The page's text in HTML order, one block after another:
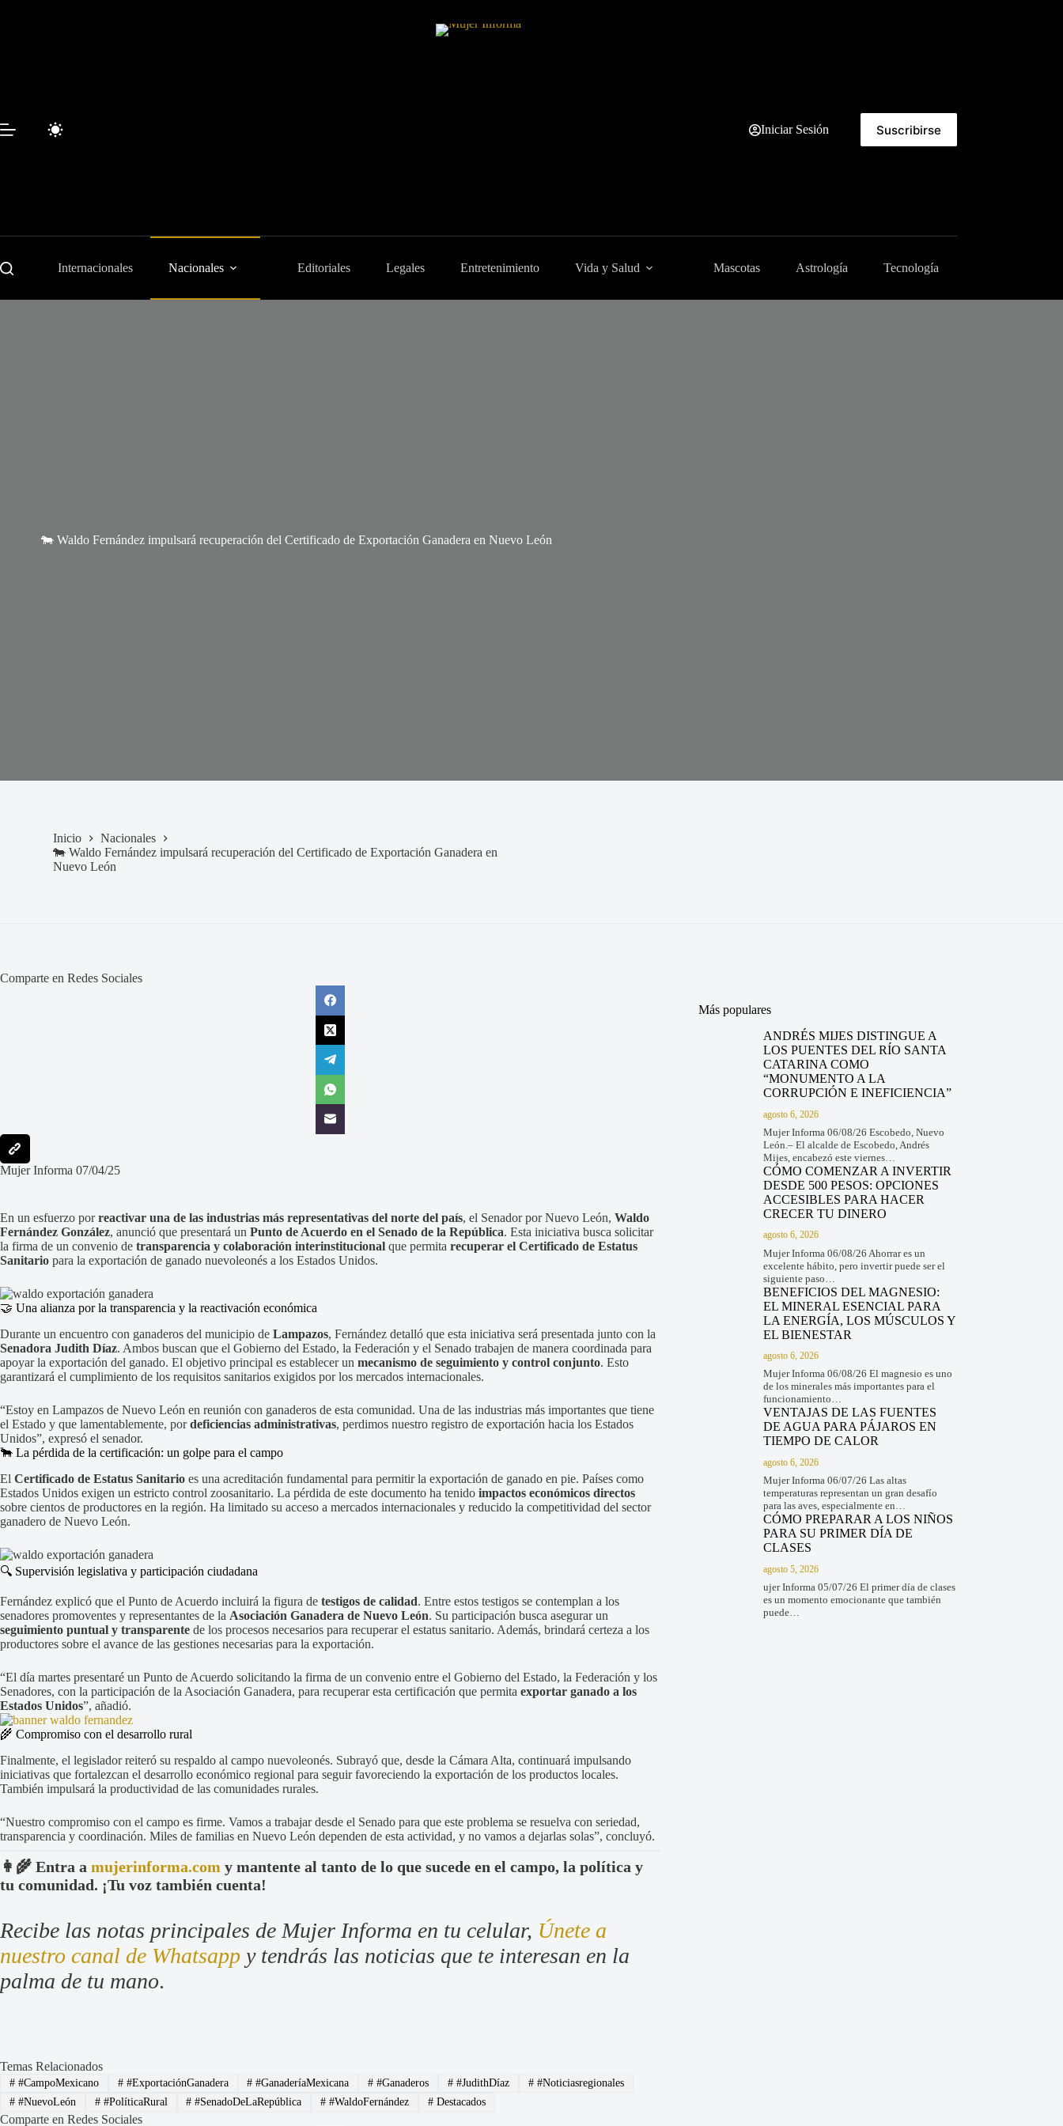
Iniciar Sesión Suscribirse
Internacionales Nacionales Editoriales Legales Entretenimiento Vida y Salud Mascotas Astrología Tecnología
🐄 Waldo Fernández impulsará recuperación del Certificado de Exportación Ganadera en Nuevo León
Inicio
Nacionales
🐄 Waldo Fernández impulsará recuperación del Certificado de Exportación Ganadera en
Nuevo León
Comparte en Redes Sociales
Mujer Informa 07/04/25
En un esfuerzo porreactivar una de las industrias más representativas del norte del país, el Senador por Nuevo León, Waldo
Fernández González, anunció que presentará un Punto de Acuerdo en el Senado de la República. Esta iniciativa busca solicitar
la firma de un convenio de transparencia y colaboración interinstitucional que permita recuperar el Certificado de Estatus
Sanitario para la exportación de ganado nuevoleonés a los Estados Unidos.
🤝 Una alianza por la transparencia y la reactivación económica
Durante un encuentro con ganaderos del municipio de Lampazos, Fernández detalló que esta iniciativa será presentada junto con la
Senadora Judith Díaz. Ambos buscan que el Gobierno del Estado, la Federación y el Senado trabajen de manera coordinada para
apoyar la exportación del ganado. El objetivo principal es establecer un mecanismo de seguimiento y control conjunto. Esto
garantizará el cumplimiento de los requisitos sanitarios exigidos por los mercados internacionales.
“Estoy en Lampazos de Nuevo León en reunión con ganaderos de esta comunidad. Una de las industrias más importantes que tiene
el Estado y que lamentablemente, pordeficiencias administrativas, perdimos nuestro registro de exportación hacia los Estados
Unidos”, expresó el senador.
🐂 La pérdida de la certificación: un golpe para el campo
El Certificado de Estatus Sanitario es una acreditación fundamental para permitir la exportación de ganado en pie. Países como
Estados Unidos exigen un estricto control zoosanitario. La pérdida de este documento ha tenido impactos económicos directos
sobre cientos de productores en la región. Ha limitado su acceso a mercados internacionales y reducido la competitividad del sector
ganadero de Nuevo León.
🔍 Supervisión legislativa y participación ciudadana
Fernández explicó que el Punto de Acuerdo incluirá la figura de testigos de calidad. Entre estos testigos se contemplan a los
senadores promoventes y representantes de la Asociación Ganadera de Nuevo León. Su participación busca asegurar un
seguimiento puntual y transparente de los procesos necesarios para recuperar el estatus sanitario. Además, brindará certeza a los
productores sobre el avance de las gestiones necesarias para la exportación.
“El día martes presentaré un Punto de Acuerdo solicitando la firma de un convenio entre el Gobierno del Estado, la Federación y los
Senadores, con la participación de la Asociación Ganadera, para recuperar esta certificación que permita exportar ganado a los
Estados Unidos”, añadió.
🌾 Compromiso con el desarrollo rural
Finalmente, el legislador reiteró su respaldo al campo nuevoleonés. Subrayó que, desde la Cámara Alta, continuará impulsando
iniciativas que fortalezcan el desarrollo económico regional para seguir favoreciendo la exportación de los productos locales.
También impulsará la productividad de las comunidades rurales.
“Nuestro compromiso con el campo es firme. Vamos a trabajar desde el Senado para que este problema se resuelva con seriedad,
transparencia y coordinación. Miles de familias en Nuevo León dependen de esta actividad, y no vamos a dejarlas solas”, concluyó.
👩‍🌾 Entra a mujerinforma.com y mantente al tanto de lo que sucede en el campo, la política y
tu comunidad. ¡Tu voz también cuenta!
Recibe las notas principales de Mujer Informa en tu celular, Únete a
nuestro canal de Whatsapp y tendrás las noticias que te interesan en la
palma de tu mano.
Temas Relacionados
##CampoMexicano ##ExportaciónGanadera # #GanaderíaMexicana # #Ganaderos # #JudithDíaz ##Noticiasregionales
##NuevoLeón ##PolíticaRural # #SenadoDeLaRepública # #WaldoFernández # Destacados
Comparte en Redes Sociales
Más populares
ANDRÉS MIJES DISTINGUE A
LOS PUENTES DEL RÍO SANTA
CATARINA COMO
“MONUMENTO A LA
CORRUPCIÓN E INEFICIENCIA”
agosto 6, 2026
Mujer Informa 06/08/26 Escobedo, Nuevo
León.– El alcalde de Escobedo, Andrés
Mijes, encabezó este viernes…
CÓMO COMENZAR A INVERTIR
DESDE 500 PESOS: OPCIONES
ACCESIBLES PARA HACER
CRECER TU DINERO
agosto 6, 2026
Mujer Informa 06/08/26 Ahorrar es un
excelente hábito, pero invertir puede ser el
siguiente paso…
BENEFICIOS DEL MAGNESIO:
EL MINERAL ESENCIAL PARA
LA ENERGÍA, LOS MÚSCULOS Y
EL BIENESTAR
agosto 6, 2026
Mujer Informa 06/08/26 El magnesio es uno
de los minerales más importantes para el
funcionamiento…
VENTAJAS DE LAS FUENTES
DE AGUA PARA PÁJAROS EN
TIEMPO DE CALOR
agosto 6, 2026
Mujer Informa 06/07/26 Las altas
temperaturas representan un gran desafío
para las aves, especialmente en…
CÓMO PREPARAR A LOS NIÑOS
PARA SU PRIMER DÍA DE
CLASES
agosto 5, 2026
ujer Informa 05/07/26 El primer día de clases
es un momento emocionante que también
puede…